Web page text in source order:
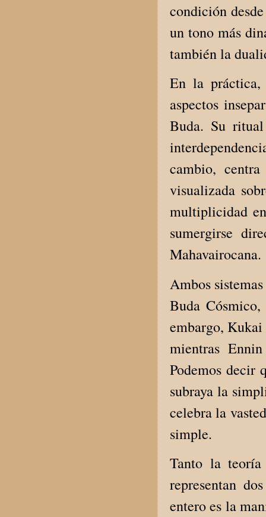
condición
un tono más
también la
En la práctica,
aspectos
Buda. Su
cambio,
visualizada
multiplicidad
sumergirse
Mahavairocana.
Ambos
Buda
embargo,
mientras
Podemos decir
subraya la
celebra la
simple.
Tanto la
representan
entero es la